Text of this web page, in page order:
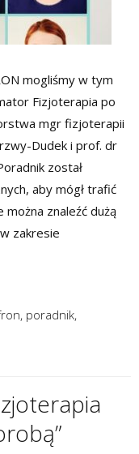
mogliśmy w tym
Fizjoterapia po
mgr fizjoterapii
Dudek i prof. dr
został
aby mógł trafić
znaleźć dużą
zakresie
, poradnik,